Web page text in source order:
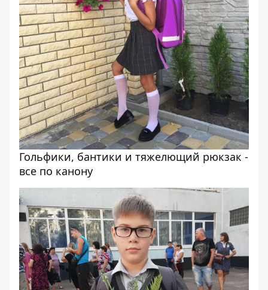
Гольфики, бантики и тяжелющий рюкзак -
все по канону